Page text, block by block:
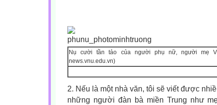
Nụ cười tần tảo của người phụ nữ, người mẹ
news.vnu.edu.vn)
2. Nếu là một nhà văn, tôi sẽ viết được
những người đàn bà miền Trung như